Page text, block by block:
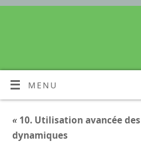
MENU
« 10. Utilisation avancée
dynamiques